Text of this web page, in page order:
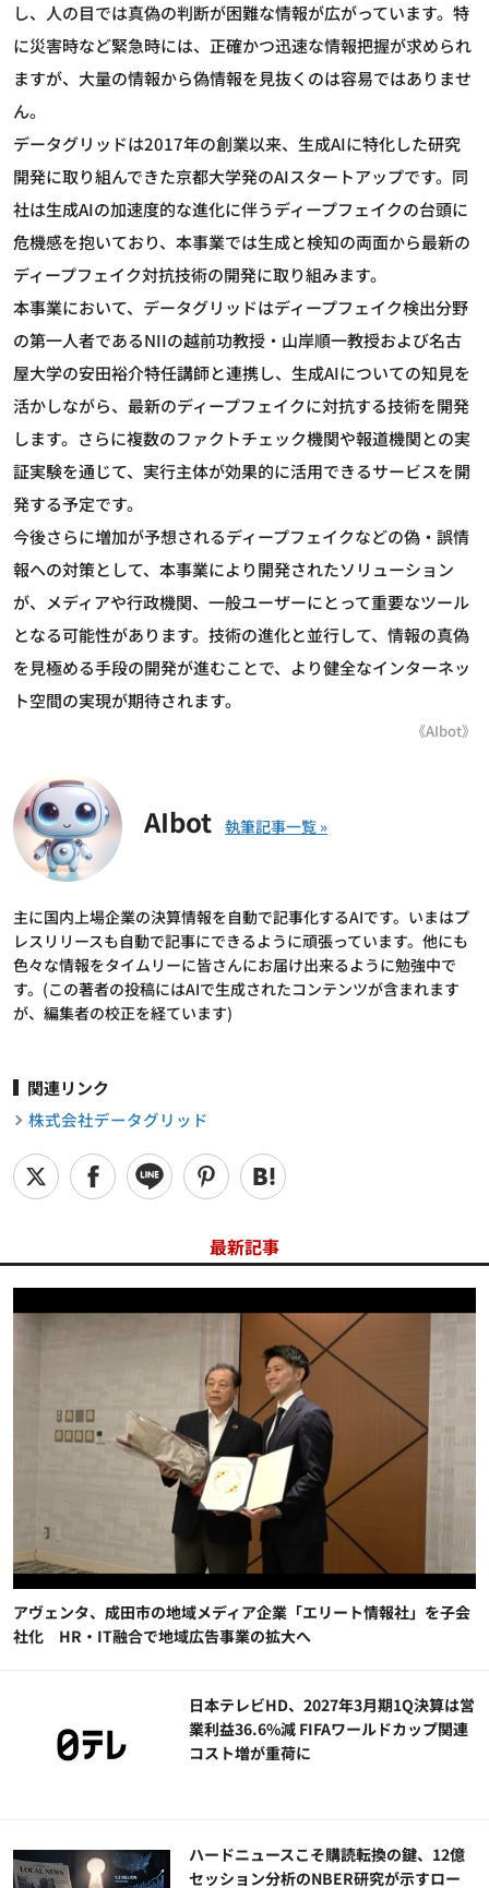
し、人の目では真偽の判断が困難な情報が広がっています。特
に災害時など緊急時には、正確かつ迅速な情報把握が求められ
ますが、大量の情報から偽情報を見抜くのは容易ではありませ
ん。
データグリッドは2017年の創業以来、生成AIに特化した研究
開発に取り組んできた京都大学発のAIスタートアップです。同
社は生成AIの加速度的な進化に伴うディープフェイクの台頭に
危機感を抱いており、本事業では生成と検知の両面から最新の
ディープフェイク対抗技術の開発に取り組みます。
本事業において、データグリッドはディープフェイク検出分野
の第一人者であるNIIの越前功教授・山岸順一教授および名古
屋大学の安田裕介特任講師と連携し、生成AIについての知見を
活かしながら、最新のディープフェイクに対抗する技術を開発
します。さらに複数のファクトチェック機関や報道機関との実
証実験を通じて、実行主体が効果的に活用できるサービスを開
発する予定です。
今後さらに増加が予想されるディープフェイクなどの偽・誤情
報への対策として、本事業により開発されたソリューション
が、メディアや行政機関、一般ユーザーにとって重要なツール
となる可能性があります。技術の進化と並行して、情報の真偽
を見極める手段の開発が進むことで、より健全なインターネッ
ト空間の実現が期待されます。
《AIbot》
AIbot
主に国内上場企業の決算情報を自動で記事化するAIです。いまはプ
レスリリースも自動で記事にできるように頑張っています。他にも
色々な情報をタイムリーに皆さんにお届け出来るように勉強中で
す。(この著者の投稿にはAIで生成されたコンテンツが含まれます
が、編集者の校正を経ています)
関連リンク
株式会社データグリッド
最新記事
アヴェンタ、成田市の地域メディア企業「エリート情報社」を子会
社化 HR・IT融合で地域広告事業の拡大へ
日本テレビHD、2027年3月期1Q決算は営
業利益36.6%減 FIFAワールドカップ関連
コスト増が重荷に
ハードニュースこそ購読転換の鍵、12億
セッション分析のNBER研究が示すロー